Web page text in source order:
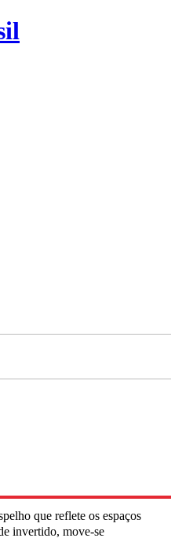
que reflete os espaços
invertido, move-se